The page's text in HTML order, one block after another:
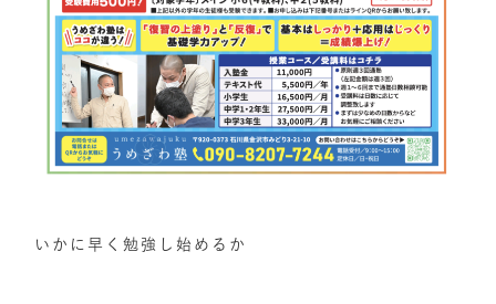
いかに早く勉強し始めるか